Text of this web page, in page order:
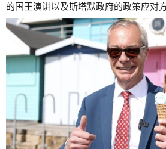
的国王演讲以及斯塔默政府的政策应对方